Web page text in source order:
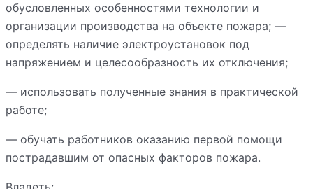
обусловленных особенностями технологии и
организации производства на объекте пожара; —
определять наличие электроустановок под
напряжением и целесообразность их отключения;
— использовать полученные знания в практической
работе;
— обучать работников оказанию первой помощи
пострадавшим от опасных факторов пожара.